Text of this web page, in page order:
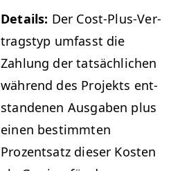
Details: Der Cost-Plus-Ver­
tragstyp umfasst die
Zahlung der tat­säch­lichen
während des Pro­jek­ts ent­
stande­nen Aus­gaben plus
einen bes­timmten
Prozentsatz dieser Kosten